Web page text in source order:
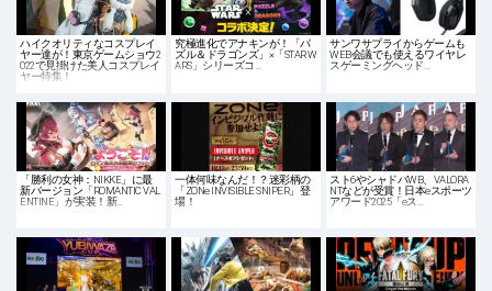
ハイクオリティなコスプレイ
ヤー達が！東京ゲームショウ2
022で見掛けた美人コスプレイ
ヤー特集！
究極進化でアナキンが！「パ
ズル＆ドラゴンズ」×「STAR W
ARS」シリーズコ…
サンワサプライからゲームも
WEB会議でも使えるワイヤレ
スゲーミングヘッド…
「勝利の女神：NIKKE」に最
新バージョン「ROMANTIC VAL
ENTINE」が実装！新…
一体何味なんだ！？迷彩柄の
「ZONe INVISIBLE SNIPER」登
場！
スト6やシャドバWB、VALORA
NTなどが受賞！日本eスポーツ
アワード2025「eス…